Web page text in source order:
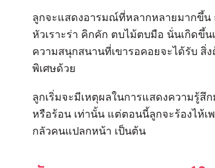
ลูกจะแสดงอารมณ์ที่หลากหลายมากขึ้น
หัวเราะร่า คิกคัก ตบไม้ตบมือ นั่นเกิดขึ้น
ความสนุกสนานที่เขารอคอยจะได้รับ สิ่
พิเศษด้วย
ลูกเริ่มจะมีเหตุผลในการแสดงความรู้สึ
หรือร้อน เท่านั้น แต่ตอนนี้ลูกจะร้องไห้เ
กลัวคนแปลกหน้า เป็นต้น